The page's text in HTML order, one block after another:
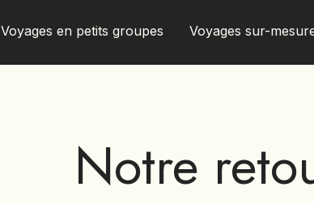
Voyages en petits groupes Voyages sur-
Notre